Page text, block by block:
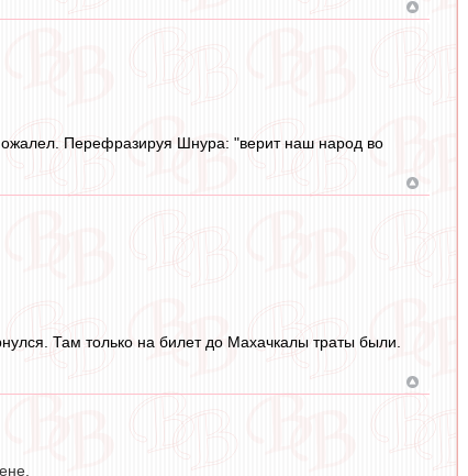
Перефразируя Шнура: "верит наш народ во
Там только на билет до Махачкалы траты были.